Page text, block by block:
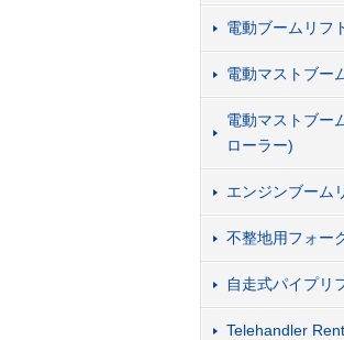
電動ブームリフ
電動マストブー
電動マストブー
ローラー)
エンジンブーム
不整地用フォー
自走式パイプリ
Telehandler